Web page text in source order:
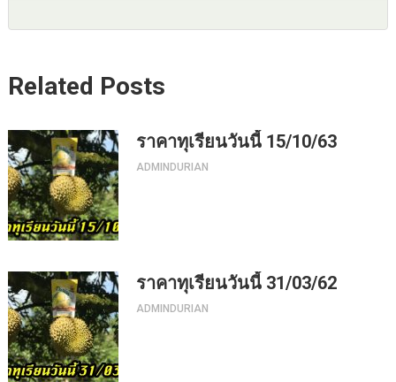
Related Posts
ราคาทุเรียนวันนี้ 15/10/63
ADMINDURIAN
ราคาทุเรียนวันนี้ 31/03/62
ADMINDURIAN